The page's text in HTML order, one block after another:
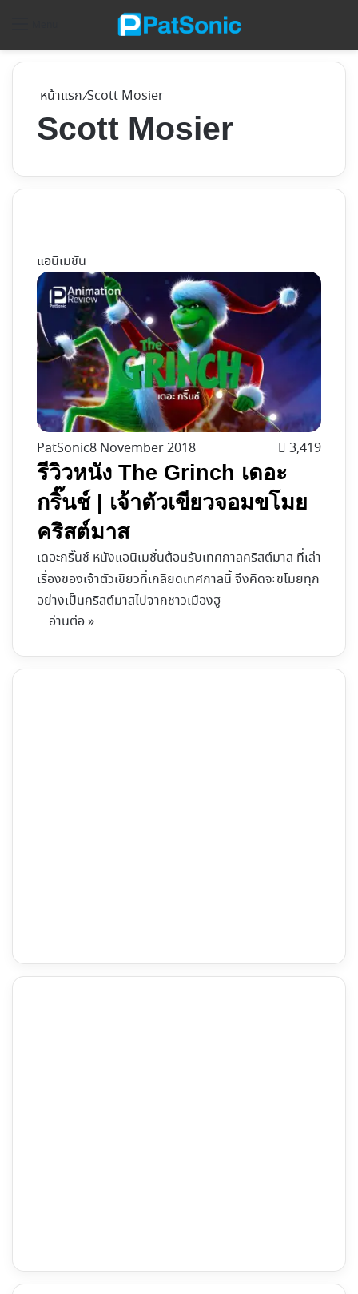
หน้าแรก/Scott Mosier
Scott Mosier
แอนิเมชัน
PatSonic8 November 2018 3,419
รีวิวหนัง The Grinch เดอะ
กริ๊นช์ | เจ้าตัวเขียวจอมขโมย
คริสต์มาส
เดอะกริ๊นช์ หนังแอนิเมชั่นต้อนรับเทศกาลคริสต์มาส ที่เล่า
เรื่องของเจ้าตัวเขียวที่เกลียดเทศกาลนี้ จึงคิดจะขโมยทุก
อย่างเป็นคริสต์มาสไปจากชาวเมืองฮู
อ่านต่อ »